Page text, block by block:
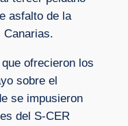
asfalto de la
Canarias.
ofrecieron los
sobre el
se impusieron
del S-CER